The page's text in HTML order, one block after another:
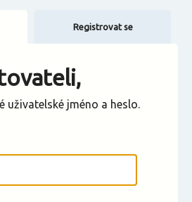
Změnit měnu
Registrovat se
uživatelské jméno a heslo.